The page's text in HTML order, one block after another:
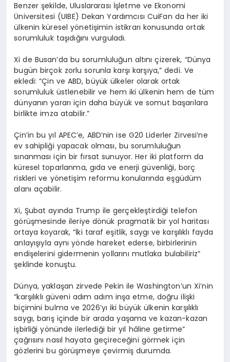
Benzer şekilde, Uluslararası İşletme ve Ekonomi
Üniversitesi (UIBE) Dekan Yardımcısı CuiFan da her iki
ülkenin küresel yönetişimin istikrarı konusunda ortak
sorumluluk taşıdığını vurguladı.
Xi de Busan’da bu sorumluluğun altını çizerek, “Dünya
bugün birçok zorlu sorunla karşı karşıya,” dedi. Ve
ekledi: “Çin ve ABD, büyük ülkeler olarak ortak
sorumluluk üstlenebilir ve hem iki ülkenin hem de tüm
dünyanın yararı için daha büyük ve somut başarılara
birlikte imza atabilir.”
Çin’in bu yıl APEC’e, ABD’nin ise G20 Liderler Zirvesi’ne
ev sahipliği yapacak olması, bu sorumluluğun
sınanması için bir fırsat sunuyor. Her iki platform da
küresel toparlanma, gıda ve enerji güvenliği, borç
riskleri ve yönetişim reformu konularında eşgüdüm
alanı açabilir.
Xi, Şubat ayında Trump ile gerçekleştirdiği telefon
görüşmesinde ileriye dönük pragmatik bir yol haritası
ortaya koyarak, “İki taraf eşitlik, saygı ve karşılıklı fayda
anlayışıyla aynı yönde hareket ederse, birbirlerinin
endişelerini gidermenin yollarını mutlaka bulabiliriz”
şeklinde konuştu.
Dünya, yaklaşan zirvede Pekin ile Washington’un Xi’nin
“karşılıklı güveni adım adım inşa etme, doğru ilişki
biçimini bulma ve 2026’yı iki büyük ülkenin karşılıklı
saygı, barış içinde bir arada yaşama ve kazan-kazan
işbirliği yönünde ilerlediği bir yıl hâline getirme”
çağrısını nasıl hayata geçireceğini görmek için
gözlerini bu görüşmeye çevirmiş durumda.